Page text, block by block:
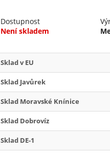
Dostupnost
Není skladem
Sklad v EU
Sklad Javůrek
Sklad Moravské Knínice
Sklad Dobrovíz
Sklad DE-1